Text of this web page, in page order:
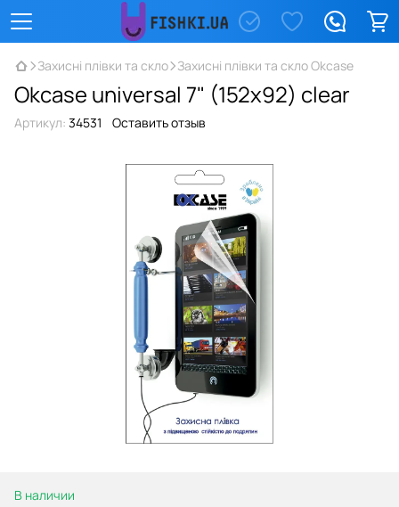
Захисні плівки та скло Захисні плівки та скло Okcase
Okcase universal 7" (152х92) clear
Артикул: 34531 Оставить отзыв
В наличии